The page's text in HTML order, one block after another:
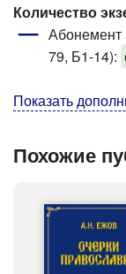
Количество
Абонемент
79, Б1-14):
Показать
Похожие